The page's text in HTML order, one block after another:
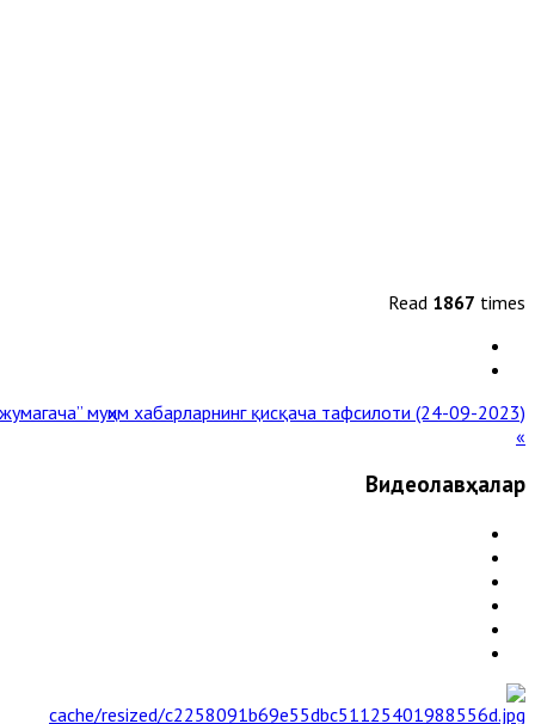
Read 1867 times
муҳим хабарларнинг қисқача тафсилоти (24-09-2023)
»
Видеолавҳалар